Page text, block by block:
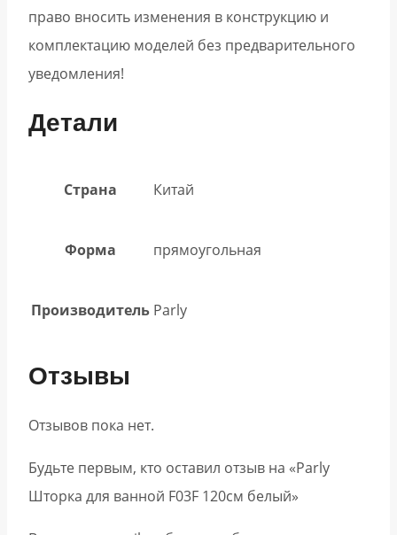
право вносить изменения в конструкцию и
комплектацию моделей без предварительного
уведомления!
Детали
Страна Китай
Форма прямоугольная
Производитель Parly
Отзывы
Отзывов пока нет.
Будьте первым, кто оставил отзыв на «Parly
Шторка для ванной F03F 120см белый»